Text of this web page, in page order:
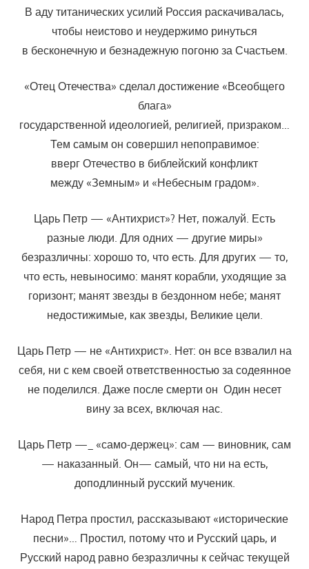
В аду титанических усилий Россия раскачивалась,
чтобы неистово и неудержимо ринуться
в бесконечную и безнадежную погоню за Счастьем.
«Отец Отечества» сделал достижение «Всеобщего
блага»
государственной идеологией, религией, призраком…
Тем самым он совершил непоправимое:
вверг Отечество в библейский конфликт
между «Земным» и «Небесным градом».
Царь Петр — «Антихрист»? Нет, пожалуй. Есть
разные люди. Для одних — другие миры»
безразличны: хорошо то, что есть. Для других — то,
что есть, невыносимо: манят корабли, уходящие за
горизонт; манят звезды в бездонном небе; манят
недостижимые, как звезды, Великие цели.
Царь Петр — не «Антихрист». Нет: он все взвалил на
себя, ни с кем своей ответственностью за содеянное
не поделился. Даже после смерти он Один несет
вину за всех, включая нас.
Царь Петр —_ «само-держец»: сам — виновник, сам
— наказанный. Он— самый, что ни на есть,
доподлинный русский мученик.
Народ Петра простил, рассказывают «исторические
песни»… Простил, потому что и Русский царь, и
Русский народ равно безразличны к сейчас текущей